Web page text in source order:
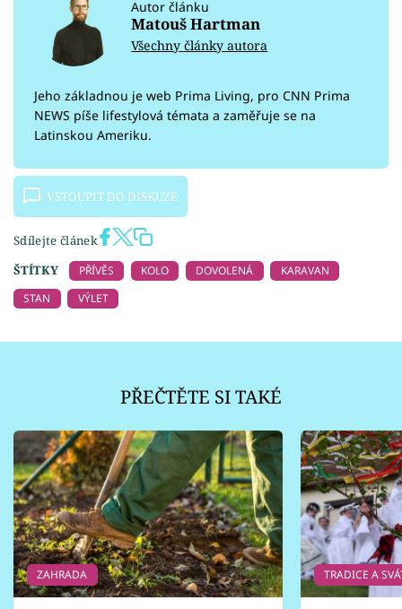
Autor článku
Matouš Hartman
Všechny články autora
Jeho základnou je web Prima Living, pro CNN Prima
NEWS píše lifestylová témata a zaměřuje se na
Latinskou Ameriku.
VSTOUPIT DO DISKUZE
Sdílejte článek
ŠTÍTKY
PŘÍVĚS KOLO DOVOLENÁ
KARAVAN
STAN
VÝLET
PŘEČTĚTE SI TAKÉ
ZAHRADA TRADICE A